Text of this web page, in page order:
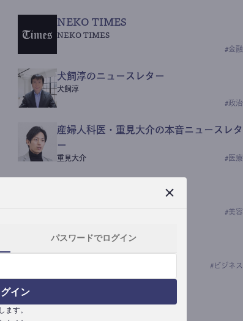
パスワードでログイン
イン
す。
NEKO TIMES
NEKO TIMES
#金融
犬飼淳のニュースレター
犬飼淳
#政治
産婦人科医・重見大介の本音ニュースレタ
ー
重見大介 # 医療
なつなつ（化粧品・皮膚科学の研究者）
#美容
ｺｯｶﾗSaaS
# ビジネス